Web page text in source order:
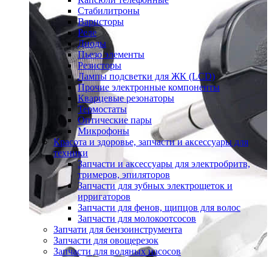
Стабилитроны
Варисторы
Реле
Диоды
Пьезо элементы
Резисторы
Лампы подсветки для ЖК (LCD)
Прочие электронные компоненты
Кварцевые резонаторы
Термостаты
Оптические пары
Микрофоны
Красота и здоровье, запчасти и аксессуары для
техники
Запчасти и аксессуары для электробритв,
тримеров, эпиляторов
Запчасти для зубных электрощеток и
ирригаторов
Запчасти для фенов, щипцов для волос
Запчасти для молокоотсосов
Запчати для бензоинструмента
Запчасти для овощерезок
Запчасти для водяных насосов